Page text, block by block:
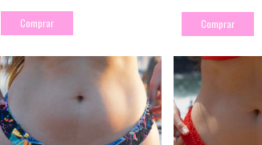
Comprar Comprar